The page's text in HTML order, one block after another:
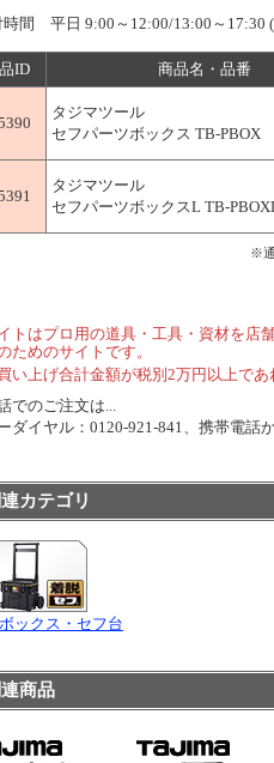
時間 平日 9:00～12:00/13:00～17:30
ID 商品名・品番
タジマツール
セフパーツボックス TB-PBOX
タジマツール
セフパーツボックスL TB-
※
トはプロ用の道具・工具・資材を店
ためのサイトです。
い上げ合計金額が税別2万円以上で
でのご注文は...
ダイヤル：0120-921-841、携帯電
カテゴリ
ックス・セフ台
商品